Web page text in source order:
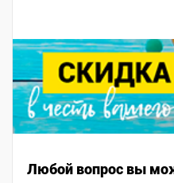
Любой вопрос вы